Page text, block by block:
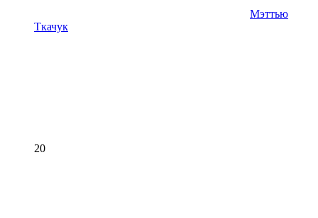
Мэттью
Ткачук
20